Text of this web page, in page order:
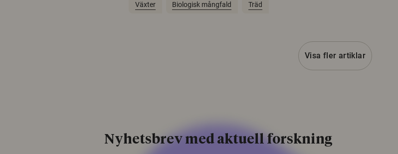
Växter Biologisk mångfald Träd
Visa fler artiklar
Nyhetsbrev med aktuell forskning